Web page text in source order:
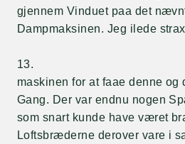
gjennem Vinduet paa det
Dampmaksinen. Jeg ilede
13.
maskinen for at faae denne og
Gang. Der var endnu nogen
som snart kunde have været
Loftsbræderne derover vare i